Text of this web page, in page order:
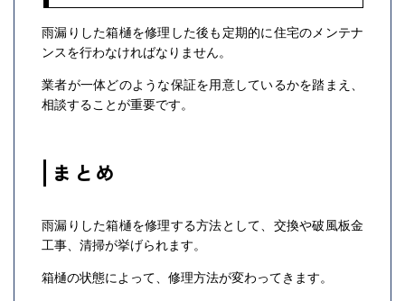
雨漏りした箱樋を修理した後も定期的に住宅のメンテナ
ンスを行わなければなりません。
業者が一体どのような保証を用意しているかを踏まえ、
相談することが重要です。
まとめ
雨漏りした箱樋を修理する方法として、交換や破風板金
工事、清掃が挙げられます。
箱樋の状態によって、修理方法が変わってきます。